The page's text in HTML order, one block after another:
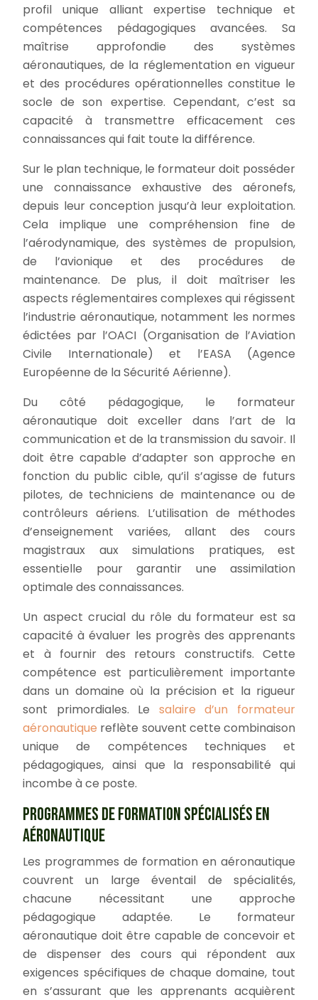
profil unique alliant expertise technique et
compétences pédagogiques avancées. Sa
maîtrise approfondie des systèmes
aéronautiques, de la réglementation en vigueur
et des procédures opérationnelles constitue le
socle de son expertise. Cependant, c’est sa
capacité à transmettre efficacement ces
connaissances qui fait toute la différence.
Sur le plan technique, le formateur doit posséder
une connaissance exhaustive des aéronefs,
depuis leur conception jusqu’à leur exploitation.
Cela implique une compréhension fine de
l’aérodynamique, des systèmes de propulsion,
de l’avionique et des procédures de
maintenance. De plus, il doit maîtriser les
aspects réglementaires complexes qui régissent
l’industrie aéronautique, notamment les normes
édictées par l’OACI (Organisation de l’Aviation
Civile Internationale) et l’EASA (Agence
Européenne de la Sécurité Aérienne).
Du côté pédagogique, le formateur
aéronautique doit exceller dans l’art de la
communication et de la transmission du savoir. Il
doit être capable d’adapter son approche en
fonction du public cible, qu’il s’agisse de futurs
pilotes, de techniciens de maintenance ou de
contrôleurs aériens. L’utilisation de méthodes
d’enseignement variées, allant des cours
magistraux aux simulations pratiques, est
essentielle pour garantir une assimilation
optimale des connaissances.
Un aspect crucial du rôle du formateur est sa
capacité à évaluer les progrès des apprenants
et à fournir des retours constructifs. Cette
compétence est particulièrement importante
dans un domaine où la précision et la rigueur
sont primordiales. Le salaire d’un formateur
aéronautique reflète souvent cette combinaison
unique de compétences techniques et
pédagogiques, ainsi que la responsabilité qui
incombe à ce poste.
PROGRAMMES DE FORMATION SPÉCIALISÉS EN
AÉRONAUTIQUE
Les programmes de formation en aéronautique
couvrent un large éventail de spécialités,
chacune nécessitant une approche
pédagogique adaptée. Le formateur
aéronautique doit être capable de concevoir et
de dispenser des cours qui répondent aux
exigences spécifiques de chaque domaine, tout
en s’assurant que les apprenants acquièrent